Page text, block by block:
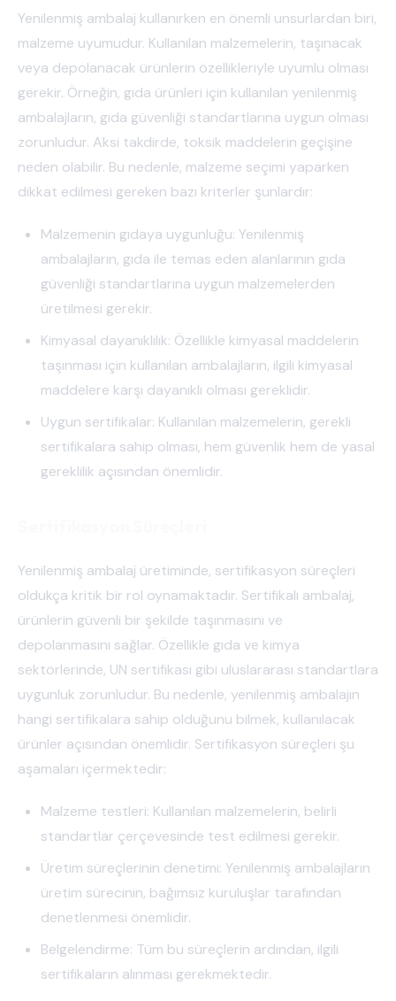
Yenilenmiş ambalaj kullanırken en önemli unsurlardan biri,
malzeme uyumudur. Kullanılan malzemelerin, taşınacak
veya depolanacak ürünlerin özellikleriyle uyumlu olması
gerekir. Örneğin, gıda ürünleri için kullanılan yenilenmiş
ambalajların, gıda güvenliği standartlarına uygun olması
zorunludur. Aksi takdirde, toksik maddelerin geçişine
neden olabilir. Bu nedenle, malzeme seçimi yaparken
dikkat edilmesi gereken bazı kriterler şunlardır:
Malzemenin gıdaya uygunluğu: Yenilenmiş
ambalajların, gıda ile temas eden alanlarının gıda
güvenliği standartlarına uygun malzemelerden
üretilmesi gerekir.
Kimyasal dayanıklılık: Özellikle kimyasal maddelerin
taşınması için kullanılan ambalajların, ilgili kimyasal
maddelere karşı dayanıklı olması gereklidir.
Uygun sertifikalar: Kullanılan malzemelerin, gerekli
sertifikalara sahip olması, hem güvenlik hem de yasal
gereklilik açısından önemlidir.
Yenilenmiş ambalaj üretiminde, sertifikasyon süreçleri
oldukça kritik bir rol oynamaktadır. Sertifikalı ambalaj,
ürünlerin güvenli bir şekilde taşınmasını ve
depolanmasını sağlar. Özellikle gıda ve kimya
sektörlerinde, UN sertifikası gibi uluslararası standartlara
uygunluk zorunludur. Bu nedenle, yenilenmiş ambalajın
hangi sertifikalara sahip olduğunu bilmek, kullanılacak
ürünler açısından önemlidir. Sertifikasyon süreçleri şu
aşamaları içermektedir:
Malzeme testleri: Kullanılan malzemelerin, belirli
standartlar çerçevesinde test edilmesi gerekir.
Üretim süreçlerinin denetimi: Yenilenmiş ambalajların
üretim sürecinin, bağımsız kuruluşlar tarafından
denetlenmesi önemlidir.
Belgelendirme: Tüm bu süreçlerin ardından, ilgili
sertifikaların alınması gerekmektedir.